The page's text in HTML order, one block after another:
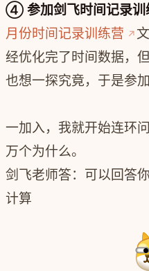
④ 参加剑飞时间记录训
月份时间记录训练营
经优化完了时间数据，
也想一探究竟，于是参
一加入，我就开始连环
万个为什么。
剑飞老师答：可以回答
计算